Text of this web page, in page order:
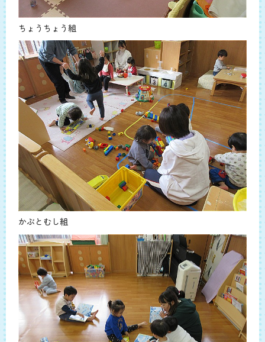
ちょうちょう組
かぶとむし組